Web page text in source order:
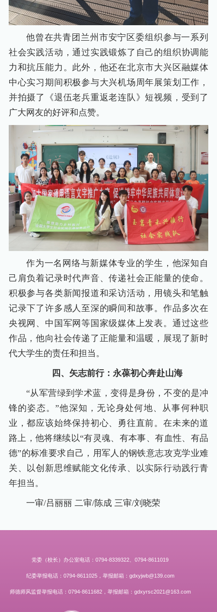
他曾在共青团兰州市安宁区委组织参与一系列
社会实践活动，通过实践锻炼了自己的组织协调能
力和抗压能力。此外，他还在北京市大兴区融媒体
中心实习期间积极参与大兴机场周年展策划工作，
并拍摄了《退伍老兵重返老连队》短视频，受到了
广大网友的好评和点赞。
作为一名网络与新媒体专业的学生，他深知自
己肩负着记录时代声音、传递社会正能量的使命。
积极参与各类新闻报道和采访活动，用镜头和笔触
记录下了许多感人至深的瞬间和故事。作品多次在
央视网、中国军网等国家级媒体上发表。通过这些
作品，他向社会传递了正能量和温暖，展现了新时
代大学生的责任和担当。
四、矢志前行：永葆初心奔赴山海
“从军营绿到学术蓝，变得是身份，不变的是冲
锋的姿态。”他深知，无论身处何地、从事何种职
业，都应该始终保持初心、勇往直前。在未来的道
路上，他将继续以“有灵魂、有本事、有血性、有品
德”的标准要求自己，用军人的钢铁意志攻克学业难
关、以创新思维赋能文化传承、以实际行动践行青
年担当。
一审/吕丽丽 二审/陈成 三审/刘晓荣
党委（校长）办公室电话：0794-8339322、0794-8611019
纪委举报电话：0794-8611025，举报邮箱：gdxyjwb@139.com
师德师风监督举报电话：0794-8611682，举报邮箱：gdxyrsc2021@163.com